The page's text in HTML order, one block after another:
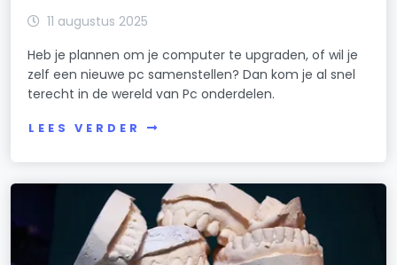
11 augustus 2025
Heb je plannen om je computer te upgraden, of wil je
zelf een nieuwe pc samenstellen? Dan kom je al snel
terecht in de wereld van Pc onderdelen.
LEES VERDER